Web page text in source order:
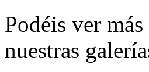
Podéis ver
nuestras